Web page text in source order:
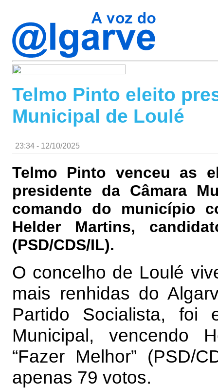
Telmo Pinto eleito
Municipal de Loulé
23:34 - 12/10/2025
Telmo Pinto venceu as
presidente da Câmara
comando do município
Helder Martins,
(PSD/CDS/IL).
O concelho de Loulé
mais renhidas do
Partido Socialista, foi
Municipal, vencendo
“Fazer Melhor” (PSD/
apenas 79 votos.